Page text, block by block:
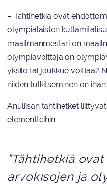
– Tähtihetkiä ovat
olympialaisten
maailmanmestari on
olympiavoittaja on
yksilö tai joukkue voittaa?
niiden tulkitseminen on
Anuliisan tähtihetket
elementteihin.
”Tähtihetkiä
arvokisojen ja